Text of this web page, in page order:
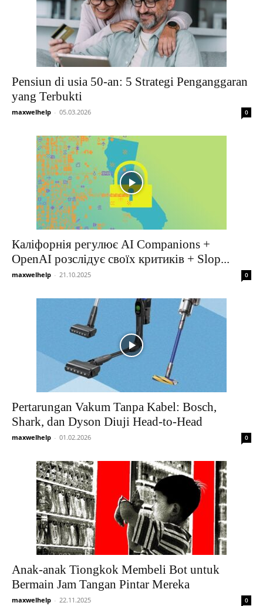
Pensiun di usia 50-an: 5 Strategi Penganggaran
yang Terbukti
maxwelhelp - 05.03.2026 0
Каліфорнія регулює AI Companions +
OpenAI розслідує своїх критиків + Slop...
maxwelhelp - 21.10.2025 0
Pertarungan Vakum Tanpa Kabel: Bosch,
Shark, dan Dyson Diuji Head-to-Head
maxwelhelp - 01.02.2026 0
Anak-anak Tiongkok Membeli Bot untuk
Bermain Jam Tangan Pintar Mereka
maxwelhelp - 22.11.2025 0